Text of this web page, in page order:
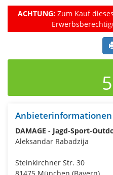
ACHTUNG:Zum Kauf
Anbieterinformationen
DAMAGE - Jagd-Sport-
Aleksandar Rabadzija
Steinkirchner Str. 30